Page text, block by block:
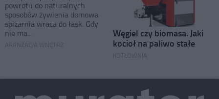
powrotu do naturalnych
sposobów żywienia domowa
spiżarnia wraca do łask. Gdy
nie ma...
Węgiel czy biomasa. Jaki
kocioł na paliwo stałe